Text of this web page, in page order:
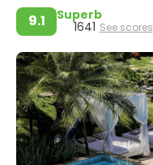
9.1 Superb
1641 See scores